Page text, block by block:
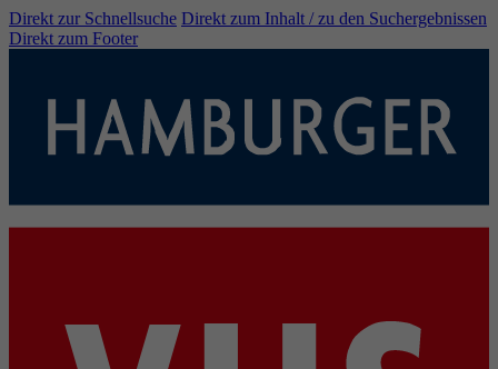
Direkt zur Schnellsuche Direkt zum Inhalt / zu den Suchergebnissen
Direkt zum Footer